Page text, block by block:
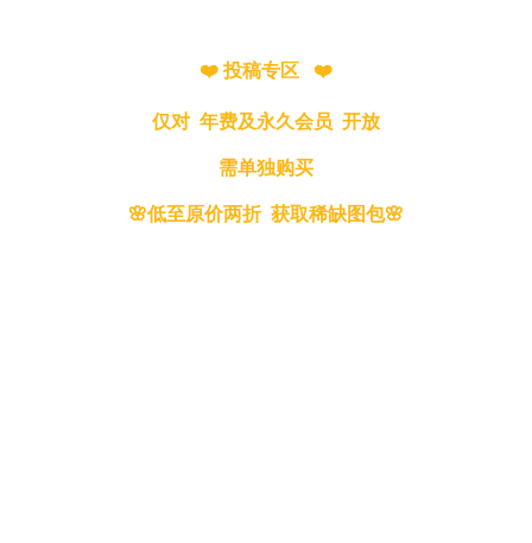
❤️ 投稿专区 ❤️
仅对 年费及永久会员 开放
需单独购买
🌸低至原价两折 获取稀缺图包🌸